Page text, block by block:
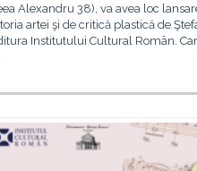
Alexandru 38), va avea loc
artei şi de critică plastică de
Institutului Cultural Român.